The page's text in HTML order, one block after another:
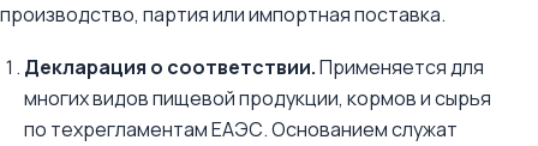
производство, партия или импортная поставка.
Декларация о соответствии.Применяется для
многих видов пищевой продукции, кормов и сырья
по техрегламентам ЕАЭС. Основанием служат